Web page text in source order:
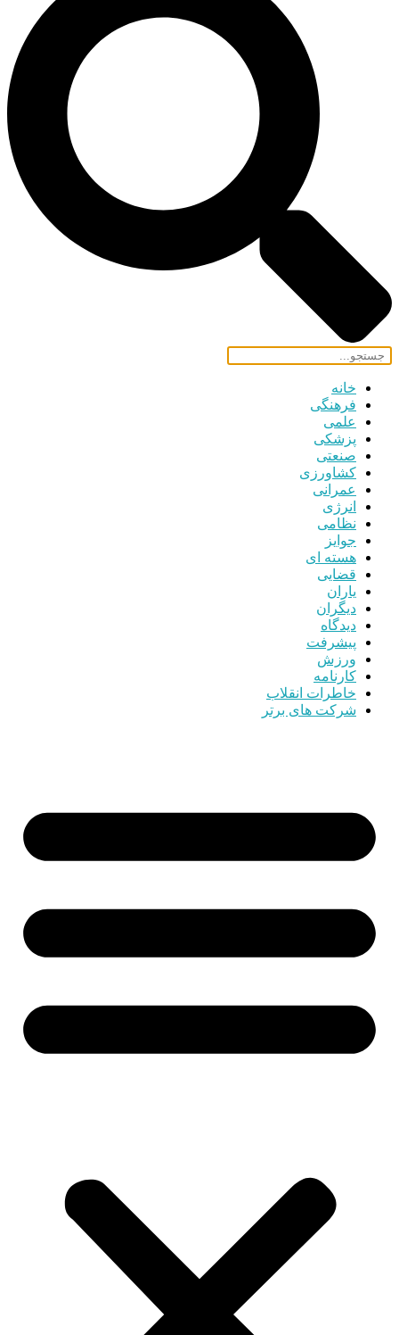
خانه
فرهنگی
علمی
پزشکی
صنعتی
کشاورزی
عمرانی
انرژی
نظامی
جوایز
هسته ای
قضایی
یاران
دیگران
دیدگاه
پیشرفت
ورزش
کارنامه
خاطرات انقلاب
شرکت های برتر